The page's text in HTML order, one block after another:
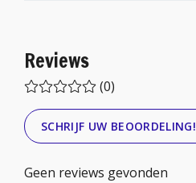
Reviews
(0)
SCHRIJF UW BEOORDELING!
Geen reviews gevonden